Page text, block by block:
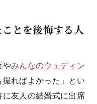
とを後悔する人
やみんなのウェディン
ればよかった」とい
に友人の結婚式に出席